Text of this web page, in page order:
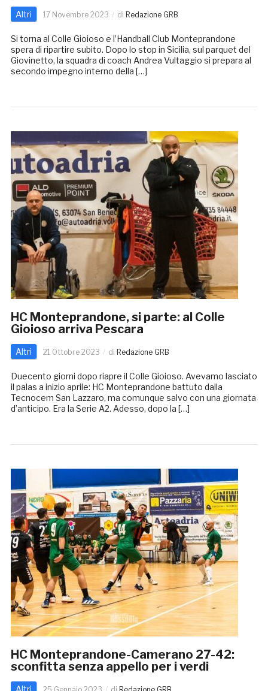
Altri 17 Novembre 2023 di Redazione GRB
Si torna al Colle Gioioso e l’Handball Club Monteprandone
spera di ripartire subito. Dopo lo stop in Sicilia, sul parquet del
Giovinetto, la squadra di coach Andrea Vultaggio si prepara al
secondo impegno interno della […]
HC Monteprandone, si parte: al Colle
Gioioso arriva Pescara
Altri 21 Ottobre 2023 di Redazione GRB
Duecento giorni dopo riapre il Colle Gioioso. Avevamo lasciato
il palas a inizio aprile: HC Monteprandone battuto dalla
Tecnocem San Lazzaro, ma comunque salvo con una giornata
d’anticipo. Era la Serie A2. Adesso, dopo la […]
HC Monteprandone-Camerano 27-42:
sconfitta senza appello per i verdi